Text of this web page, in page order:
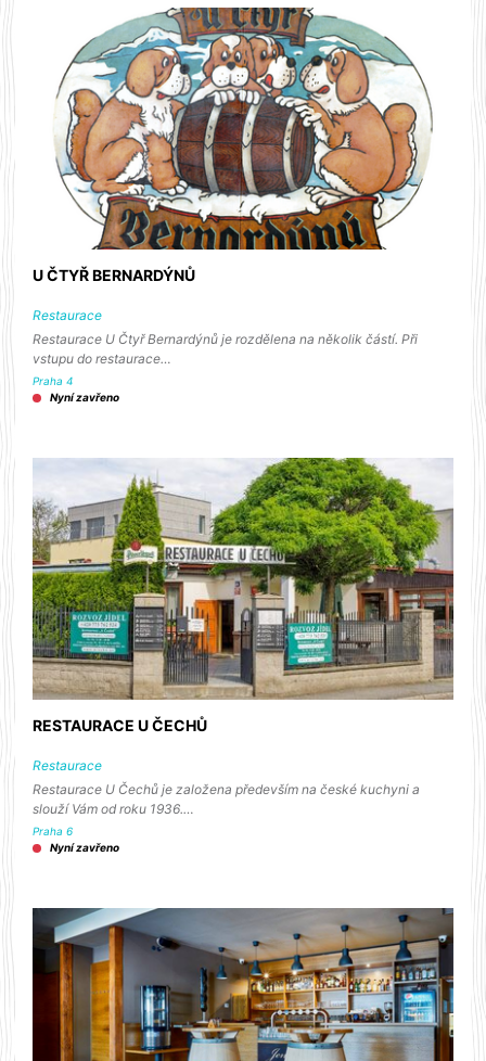
U ČTYŘ BERNARDÝNŮ
Restaurace
Restaurace U Čtyř Bernardýnů je rozdělena na několik částí. Při
vstupu do restaurace…
Praha 4
Nyní zavřeno
RESTAURACE U ČECHŮ
Restaurace
Restaurace U Čechů je založena především na české kuchyni a
slouží Vám od roku 1936.…
Praha 6
Nyní zavřeno